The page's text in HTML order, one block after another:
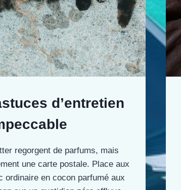
d’entretien
regorgent de parfums, mais
une carte postale. Place aux
ordinaire en cocon parfumé aux